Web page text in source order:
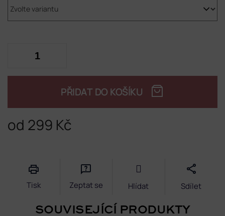
od 299 Kč
PŘIDAT DO KOŠÍKU
Tisk Zeptat se Hlídat Sdílet
SOUVISEJÍCÍ PRODUKTY